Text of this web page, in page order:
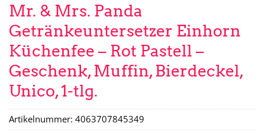
Mr. & Mrs. Panda
Getränkeuntersetzer Einhorn
Küchenfee – Rot Pastell –
Geschenk, Muffin, Bierdeckel,
Unico, 1-tlg.
Artikelnummer: 4063707845349